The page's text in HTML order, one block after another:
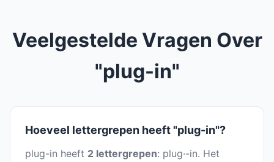
Veelgestelde Vragen Over
"plug-in"
Hoeveel lettergrepen heeft "plug-in"?
plug-in heeft 2 lettergrepen: plug·-in. Het